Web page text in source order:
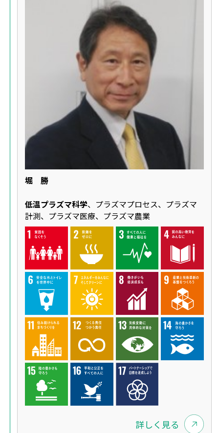
堀 勝
低温プラズマ科学、プラズマプロセス、プラズマ
計測、プラズマ医療、プラズマ農業
詳しく見る